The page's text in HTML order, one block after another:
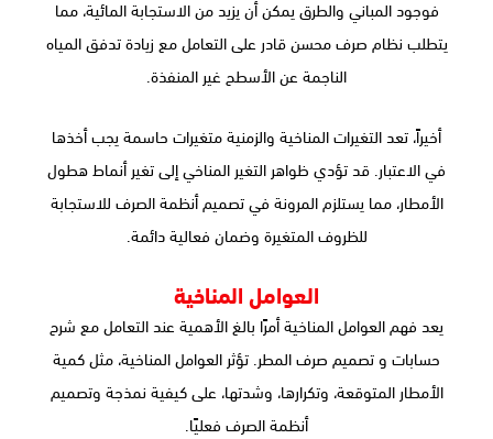
فوجود المباني والطرق يمكن أن يزيد من الاستجابة المائية، مما
يتطلب نظام صرف محسن قادر على التعامل مع زيادة تدفق المياه
الناجمة عن الأسطح غير المنفذة.
أخيراً، تعد التغيرات المناخية والزمنية متغيرات حاسمة يجب أخذها
في الاعتبار. قد تؤدي ظواهر التغير المناخي إلى تغير أنماط هطول
الأمطار، مما يستلزم المرونة في تصميم أنظمة الصرف للاستجابة
للظروف المتغيرة وضمان فعالية دائمة.
العوامل المناخية
يعد فهم العوامل المناخية أمرًا بالغ الأهمية عند التعامل مع شرح
حسابات و تصميم صرف المطر. تؤثر العوامل المناخية، مثل كمية
الأمطار المتوقعة، وتكرارها، وشدتها، على كيفية نمذجة وتصميم
أنظمة الصرف فعليًا.